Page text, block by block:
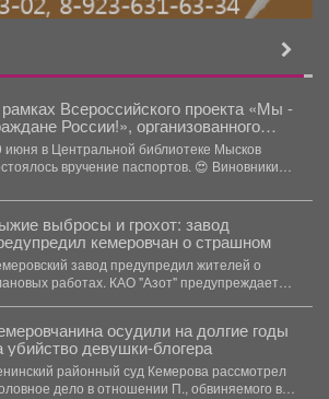
Всероссийского проекта «Мы -
России!», организованного
Первых, юные мысковчане
свои первые паспорта.
июня в Центральной библиотеке Мысков
вручение паспортов. 😍 Виновники
выбросы и грохот: завод
кемеровчан о страшном
завод предупредил жителей о
работах. КАО "Азот" предупреждает
осудили на долгие годы
убийство девушки-блогера
районный суд Кемерова рассмотрел
дело в отношении П., обвиняемого в